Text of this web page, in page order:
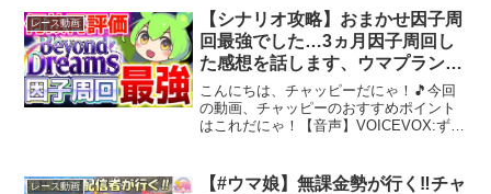
オ」に遭遇するとは……更に調子に乗っ
た後に大逃げ牽引オ...
レース動画
【シナリオ攻略】おまかせ因子周
回最強でした…3ヵ月因子周回し
た感想を話します、ウマプランの
裏技も紹介【BeyondDreams】
こんにちは、チャッピーだにゃ！🎵今回
の動画、チャッピーのおすすめポイント
はこれだにゃ！【音声】VOICEVOX:ずん
ない Future Bass チップチュ...
レース動画
【#ウマ娘】無課金勢が行く‼チャ